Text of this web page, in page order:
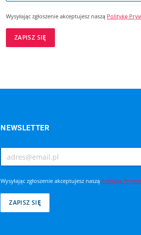
Wysyłając zgłoszenie akceptujesz naszą Politykę
NEWSLETTER
Wysyłając zgłoszenie akceptujesz naszą Politykę